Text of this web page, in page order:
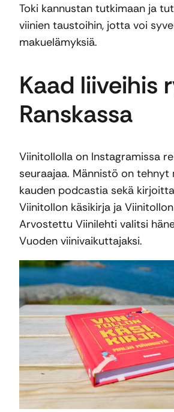
Toki kannustan tutkimaan ja
viinien taustoihin, jotta voi
makuelämyksiä.
Kaad liiveihis
Ranskassa
Viinitollolla on Instagramissa
seuraajaa. Männistö on tehnyt
kauden podcastia sekä
Viinitollon käsikirja ja
Arvostettu Viinilehti valitsi
Vuoden viinivaikuttajaksi.